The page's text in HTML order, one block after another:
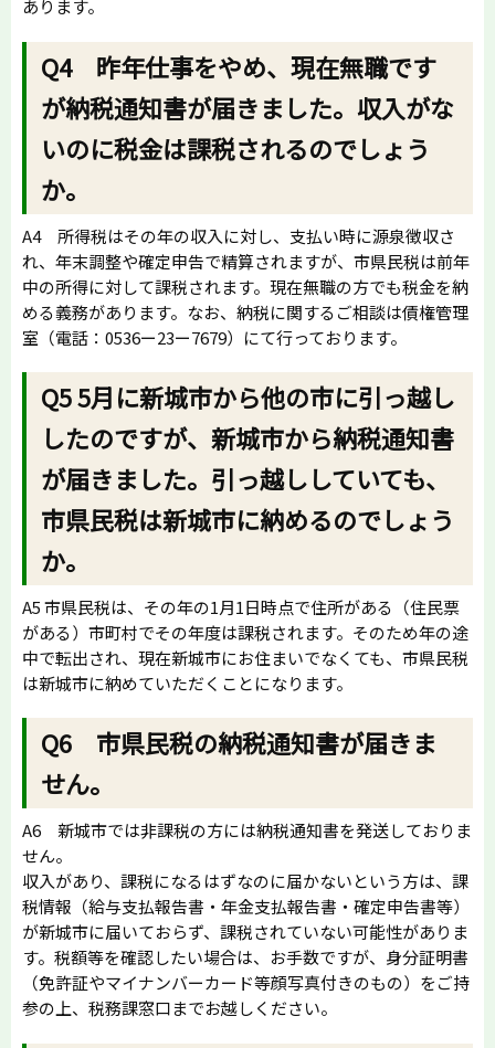
あります。
Q4 昨年仕事をやめ、現在無職です
が納税通知書が届きました。収入がな
いのに税金は課税されるのでしょう
か。
A4 所得税はその年の収入に対し、支払い時に源泉徴収さ
れ、年末調整や確定申告で精算されますが、市県民税は前年
中の所得に対して課税されます。現在無職の方でも税金を納
める義務があります。なお、納税に関するご相談は債権管理
室（電話：0536ー23ー7679）にて行っております。
Q5 5月に新城市から他の市に引っ越し
したのですが、新城市から納税通知書
が届きました。引っ越ししていても、
市県民税は新城市に納めるのでしょう
か。
A5 市県民税は、その年の1月1日時点で住所がある（住民票
がある）市町村でその年度は課税されます。そのため年の途
中で転出され、現在新城市にお住まいでなくても、市県民税
は新城市に納めていただくことになります。
Q6 市県民税の納税通知書が届きま
せん。
A6 新城市では非課税の方には納税通知書を発送しておりま
せん。
収入があり、課税になるはずなのに届かないという方は、課
税情報（給与支払報告書・年金支払報告書・確定申告書等）
が新城市に届いておらず、課税されていない可能性がありま
す。税額等を確認したい場合は、お手数ですが、身分証明書
（免許証やマイナンバーカード等顔写真付きのもの）をご持
参の上、税務課窓口までお越しください。